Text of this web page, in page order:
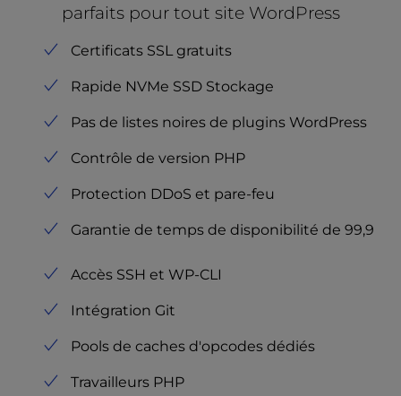
parfaits pour tout site WordPress
Certificats SSL gratuits
Rapide NVMe SSD Stockage
Pas de listes noires de plugins WordPress
Contrôle de version PHP
Protection DDoS et pare-feu
Garantie de temps de disponibilité de 99,9
Accès SSH et WP-CLI
Intégration Git
Pools de caches d'opcodes dédiés
Travailleurs PHP